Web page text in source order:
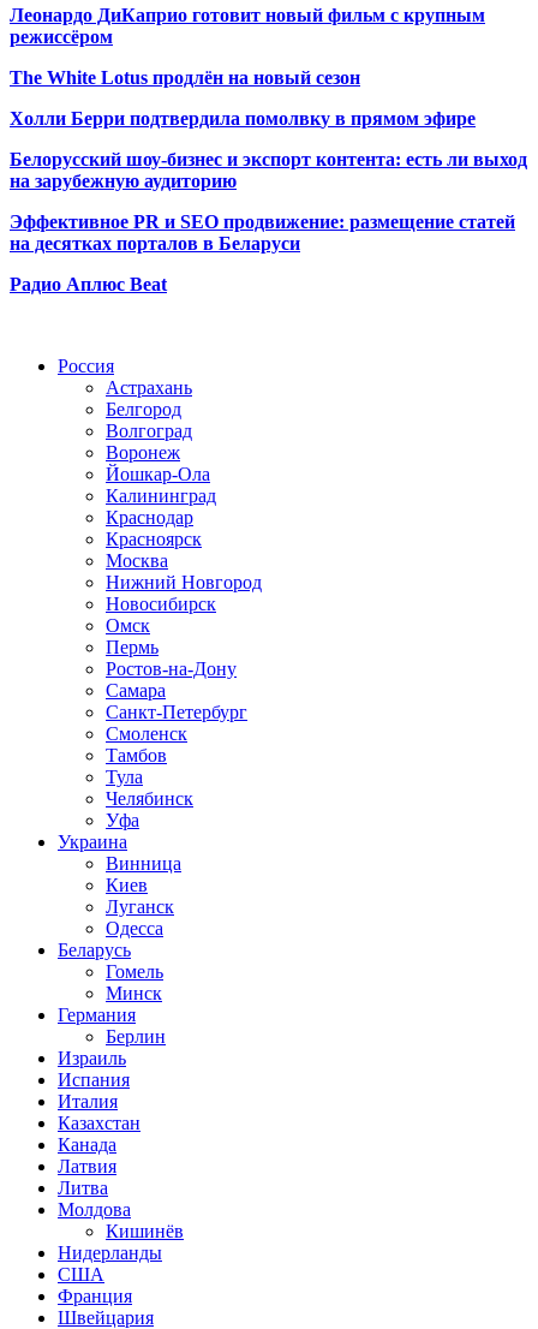
Леонардо ДиКаприо готовит новый фильм с крупным
режиссёром
The White Lotus продлён на новый сезон
Холли Берри подтвердила помолвку в прямом эфире
Белорусский шоу-бизнес и экспорт контента: есть ли выход
на зарубежную аудиторию
Эффективное PR и SEO продвижение: размещение статей
на десятках порталов в Беларуси
Радио Аплюс Beat
Россия
Астрахань
Белгород
Волгоград
Воронеж
Йошкар-Ола
Калининград
Краснодар
Красноярск
Москва
Нижний Новгород
Новосибирск
Омск
Пермь
Ростов-на-Дону
Самара
Санкт-Петербург
Смоленск
Тамбов
Тула
Челябинск
Уфа
Украина
Винница
Киев
Луганск
Одесса
Беларусь
Гомель
Минск
Германия
Берлин
Израиль
Испания
Италия
Казахстан
Канада
Латвия
Литва
Молдова
Кишинёв
Нидерланды
США
Франция
Швейцария